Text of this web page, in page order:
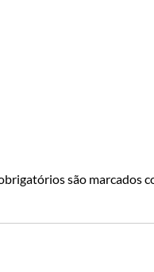
são marcados